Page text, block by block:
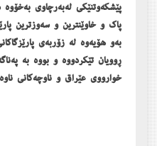
پێشکەوتنێکی لەبەرچاوی
پاک و خاوێنترین و سەوزترین
بەو ھۆیەوە لە زۆربەی
ڕوویان تێکردووە و بووە بە
خوارووی عێراق و ناوچەکانی